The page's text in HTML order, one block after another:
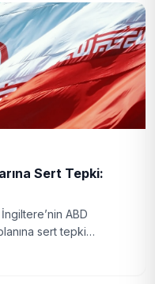
Sert Tepki:
ABD
sert tepki
ve İran’ın kendini